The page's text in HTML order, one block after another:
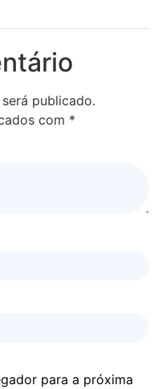
publicado.
com *
para a próxima